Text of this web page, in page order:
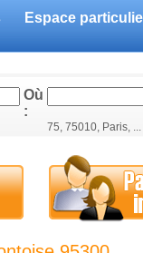
Espace
Où
:
75, 75010, Paris, ...